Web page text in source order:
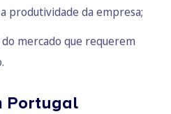
produtividade da empresa;
mercado que requerem
Portugal